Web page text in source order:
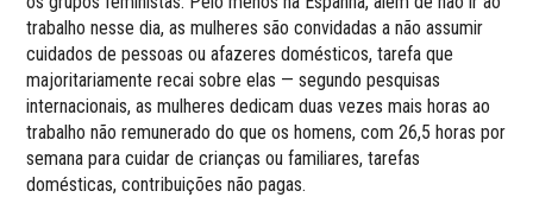
trabalho nesse dia, as mulheres são convidadas a não assumir
cuidados de pessoas ou afazeres domésticos, tarefa que
majoritariamente recai sobre elas — segundo pesquisas
internacionais, as mulheres dedicam duas vezes mais horas ao
trabalho não remunerado do que os homens, com 26,5 horas por
semana para cuidar de crianças ou familiares, tarefas
domésticas, contribuições não pagas.